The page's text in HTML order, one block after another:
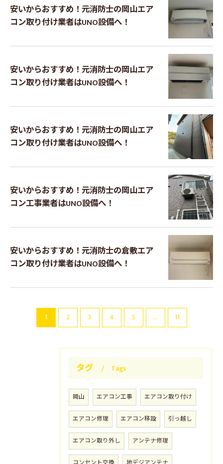
安いからおすすめ！元消防士の岡山エア
コン取り付け業者はUNO設備へ！
安いからおすすめ！元消防士の岡山エア
コン取り付け業者はUNO設備へ！
安いからおすすめ！元消防士の岡山エア
コン取り付け業者はUNO設備へ！
安いからおすすめ！元消防士の岡山エア
コン工事業者はUNO設備へ！
安いからおすすめ！元消防士の倉敷エア
コン取り付け業者はUNO設備へ！
1 2 3 4 5 ... 11
タグ Tags
岡山 エアコン工事 エアコン取り付け
エアコン修理 エアコン移設 引っ越し
エアコン取り外し アンテナ修理